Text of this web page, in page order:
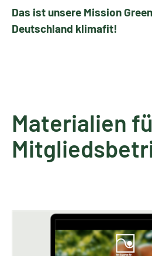
Das ist unsere Mission
Deutschland klimafit!
Materialien